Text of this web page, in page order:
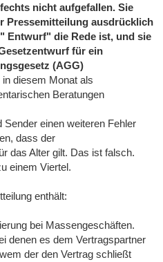
nicht aufgefallen. Sie
Pressemitteilung ausdrücklich
Entwurf" die Rede ist, und sie
für ein
(AGG)
in diesem Monat als
Beratungen
Sender einen weiteren Fehler
dass der
das Alter gilt. Das ist falsch.
einem Viertel.
enthält:
bei Massengeschäften.
denen es dem Vertragspartner
der den Vertrag schließt